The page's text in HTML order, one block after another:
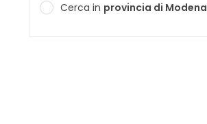
Cerca in provincia di Modena